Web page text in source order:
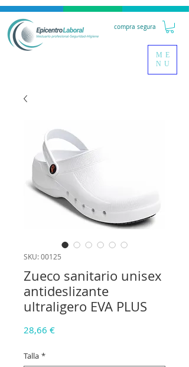
compra segura
ME
NU
SKU: 00125
Zueco sanitario unisex
antideslizante
ultraligero EVA PLUS
28,66 €Precio
Talla *